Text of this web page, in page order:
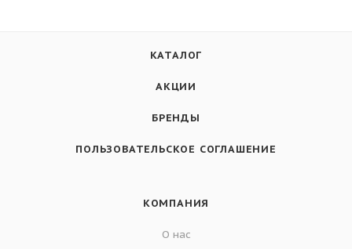
КАТАЛОГ
АКЦИИ
БРЕНДЫ
ПОЛЬЗОВАТЕЛЬСКОЕ СОГЛАШЕНИЕ
КОМПАНИЯ
О нас